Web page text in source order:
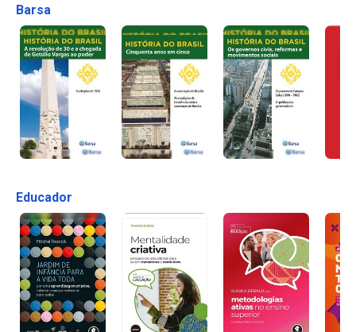
Barsa
Educador